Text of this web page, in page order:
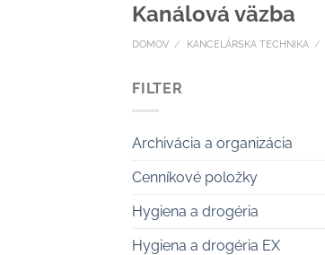
Kanálová väzba
DOMOV / KANCELÁRSKA TECHNIKA /
FILTER
Archivácia a organizácia
Cenníkové položky
Hygiena a drogéria
Hygiena a drogéria EX